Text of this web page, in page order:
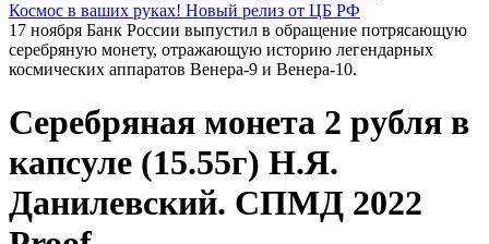
Космос в ваших руках! Новый релиз от ЦБ РФ
17 ноября Банк России выпустил в обращение потрясающую
серебряную монету, отражающую историю легендарных
космических аппаратов Венера-9 и Венера-10.
Серебряная монета 2 рубля в
капсуле (15.55г) Н.Я.
Данилевский. СПМД 2022